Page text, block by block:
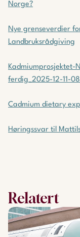
Norge?
Nye grenseverdier
Landbruksrådgiving
ferdig_2025-12-11-
Cadmium dietary
Høringssvar til
Relatert